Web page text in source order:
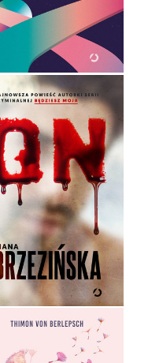
44,99 ZŁ
ON
DIANA BRZEZIŃSKA
OPRAWA MIĘKKA
44,99 ZŁ